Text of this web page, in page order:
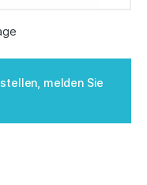
melden Sie